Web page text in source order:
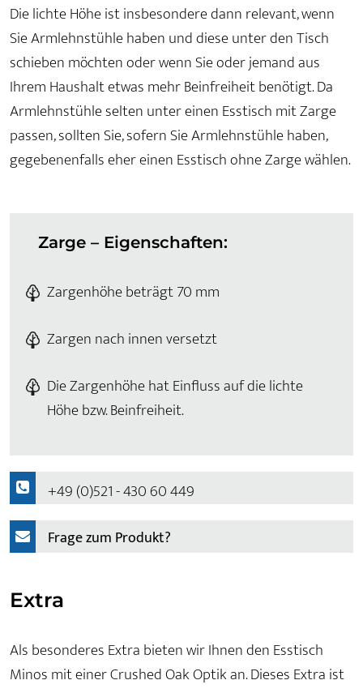
Die lichte Höhe ist insbesondere dann relevant, wenn
Sie Armlehnstühle haben und diese unter den Tisch
schieben möchten oder wenn Sie oder jemand aus
Ihrem Haushalt etwas mehr Beinfreiheit benötigt. Da
Armlehnstühle selten unter einen Esstisch mit Zarge
passen, sollten Sie, sofern Sie Armlehnstühle haben,
gegebenenfalls eher einen Esstisch ohne Zarge wählen.
Zarge – Eigenschaften:
Zargenhöhe beträgt 70 mm
Zargen nach innen versetzt
Die Zargenhöhe hat Einfluss auf die lichte
Höhe bzw. Beinfreiheit.
+49 (0)521 - 430 60 449
Frage zum Produkt?
Extra
Als besonderes Extra bieten wir Ihnen den Esstisch
Minos mit einer Crushed Oak Optik an. Dieses Extra ist